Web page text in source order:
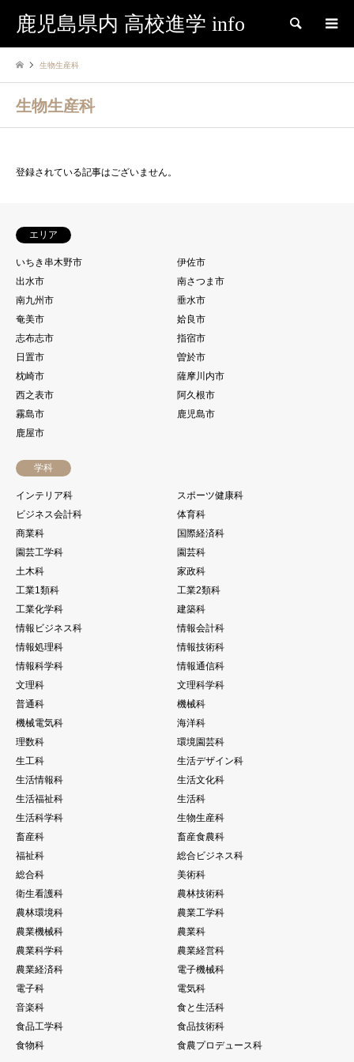
鹿児島県内 高校進学 info 検索
生物生産科
生物生産科
登録されている記事はございません。
エリア
いちき串木野市
伊佐市
出水市
南さつま市
南九州市
垂水市
奄美市
姶良市
志布志市
指宿市
日置市
曽於市
枕崎市
薩摩川内市
西之表市
阿久根市
霧島市
鹿児島市
鹿屋市
学科
インテリア科
スポーツ健康科
ビジネス会計科
体育科
商業科
国際経済科
園芸工学科
園芸科
土木科
家政科
工業1類科
工業2類科
工業化学科
建築科
情報ビジネス科
情報会計科
情報処理科
情報技術科
情報科学科
情報通信科
文理科
文理科学科
普通科
機械科
機械電気科
海洋科
理数科
環境園芸科
生工科
生活デザイン科
生活情報科
生活文化科
生活福祉科
生活科
生活科学科
生物生産科
畜産科
畜産食農科
福祉科
総合ビジネス科
総合科
美術科
衛生看護科
農林技術科
農林環境科
農業工学科
農業機械科
農業科
農業科学科
農業経営科
農業経済科
電子機械科
電子科
電気科
音楽科
食と生活科
食品工学科
食品技術科
食物科
食農プロデュース科